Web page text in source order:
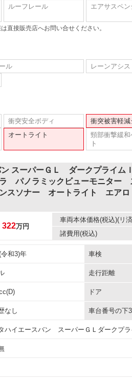
ルーフレール エアサスペン
直接販売店へお問い合せください。
ル レーンアシス
衝突安全ボディ 衝突被害軽減
オートライト
頸部衝撃緩和
ト
ン スーパーＧＬ ダークプラ
パノラミックビューモニター
スソナー オートライト エア
322万円
車両本体価格(税込)(リ
諸費用(税込)
和3)年 車検
走行距離
ドア
なし 車台番号の下
ハイエースバン スーパーＧＬダークプラ